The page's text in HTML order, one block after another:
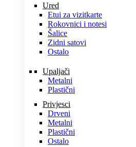
Ured
Etui za vizitkarte
Rokovnici i notesi
Šalice
Zidni satovi
Ostalo
Upaljači
Metalni
Plastični
Privjesci
Drveni
Metalni
Plastični
Ostalo